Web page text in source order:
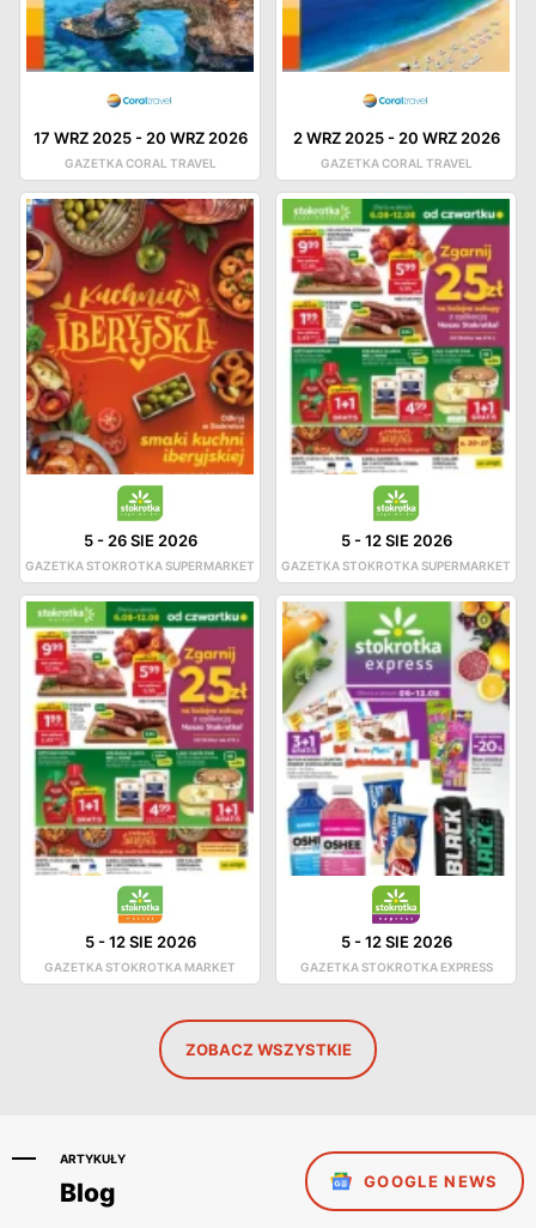
17 WRZ 2025-20 WRZ 2026
GAZETKA CORAL TRAVEL
2 WRZ 2025-20 WRZ 2026
GAZETKA CORAL TRAVEL
5- 26 SIE 2026
GAZETKA STOKROTKA SUPERMARKET
5-12 SIE 2026
GAZETKA STOKROTKA SUPERMARKET
5-12 SIE 2026
GAZETKA STOKROTKA MARKET
5-12 SIE 2026
GAZETKA STOKROTKA EXPRESS
ZOBACZ WSZYSTKIE
ARTYKUŁY
Blog GOOGLE NEWS